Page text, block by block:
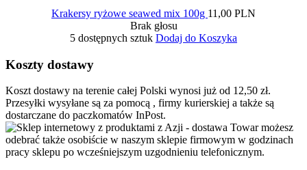
Krakersy ryżowe seawed mix 100g 11,00 PLN
Brak głosu
5 dostępnych sztuk Dodaj do Koszyka
Koszty dostawy
Koszt dostawy na terenie całej Polski wynosi już od 12,50 zł.
Przesyłki wysyłane są za pomocą , firmy kurierskiej a także są
dostarczane do paczkomatów InPost.
Towar możesz
odebrać także osobiście w naszym sklepie firmowym w godzinach
pracy sklepu po wcześniejszym uzgodnieniu telefonicznym.